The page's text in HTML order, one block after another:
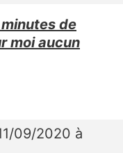
de
moi aucun
09/2020 à